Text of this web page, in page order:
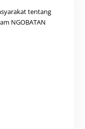
tentang
NGOBATAN